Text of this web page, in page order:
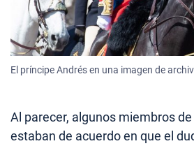
El príncipe Andrés en una imagen de
Al parecer, algunos miembros
estaban de acuerdo en que el